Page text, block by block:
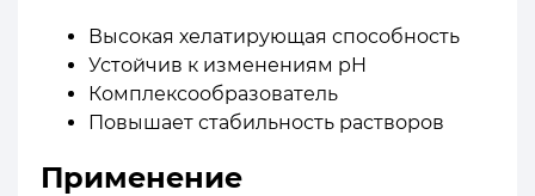
Высокая хелатирующая способность
Устойчив к изменениям pH
Комплексообразователь
Повышает стабильность растворов
Применение